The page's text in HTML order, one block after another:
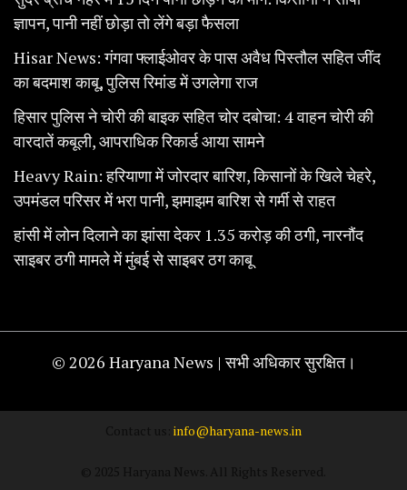
ज्ञापन, पानी नहीं छोड़ा तो लेंगे बड़ा फैसला
Hisar News: गंगवा फ्लाईओवर के पास अवैध पिस्तौल सहित जींद
का बदमाश काबू, पुलिस रिमांड में उगलेगा राज
हिसार पुलिस ने चोरी की बाइक सहित चोर दबोचा: 4 वाहन चोरी की
वारदातें कबूली, आपराधिक रिकार्ड आया सामने
Heavy Rain: हरियाणा में जोरदार बारिश, किसानों के खिले चेहरे,
उपमंडल परिसर में भरा पानी, झमाझम बारिश से गर्मी से राहत
हांसी में लोन दिलाने का झांसा देकर 1.35 करोड़ की ठगी, नारनौंद
साइबर ठगी मामले में मुंबई से साइबर ठग काबू
© 2026 Haryana News | सभी अधिकार सुरक्षित।
info@haryana-news.in